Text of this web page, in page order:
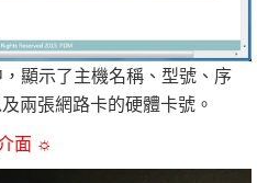
顯示了主機名稱、型號、序
兩張網路卡的硬體卡號。
面 ☼